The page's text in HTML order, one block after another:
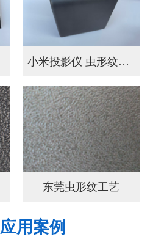
小米投影仪 虫形纹工...
东莞虫形纹工艺
应用案例